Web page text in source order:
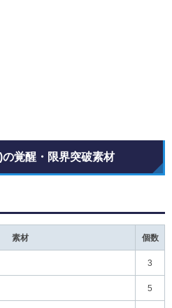
覚醒・限界突破素材
素材 個数
3
5